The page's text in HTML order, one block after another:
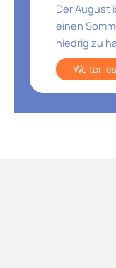
Der August
einen
niedrig zu
Weiter